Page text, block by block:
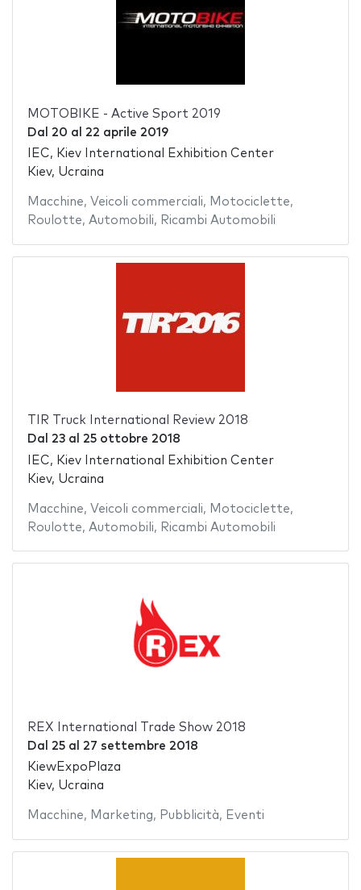
MOTOBIKE - Active Sport 2019
Dal 20 al 22 aprile 2019
IEC, Kiev International Exhibition Center
Kiev, Ucraina
Macchine, Veicoli commerciali, Motociclette,
Roulotte, Automobili, Ricambi Automobili
TIR Truck International Review 2018
Dal 23al 25 ottobre 2018
IEC, Kiev International Exhibition Center
Kiev, Ucraina
Macchine, Veicoli commerciali, Motociclette,
Roulotte, Automobili, Ricambi Automobili
REX International Trade Show 2018
Dal 25al 27 settembre 2018
KiewExpoPlaza
Kiev, Ucraina
Macchine, Marketing, Pubblicità, Eventi